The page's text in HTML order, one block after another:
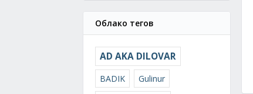
Облако тегов
AD AKA DILOVAR
BADIK Gulinur